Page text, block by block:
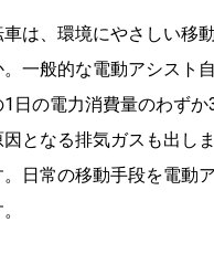
は、環境にやさしい移
一般的な電動アシスト
日の電力消費量のわず
因となる排気ガスも出し
日常の移動手段を電動